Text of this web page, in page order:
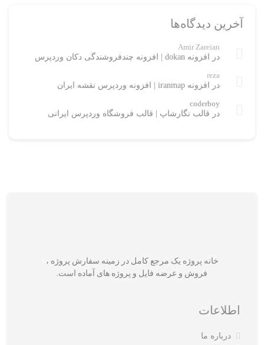
آخرین دیدگاه‌ها
Amir Zareian
در
افزونه dokan | افزونه چندفروشندگی دکان وردپرس
reza
در
افزونه iranmap | افزونه وردپرس نقشه ایران
coderboy
در قالب نگارشاپ | قالب فروشگاه وردپرس ایرانی
خانه پروژه یک مرجع کامل در زمینه سفارش پروژه ،
فروش و عرضه فایل و پروژه های آماده است.
اطلاعات
درباره ما